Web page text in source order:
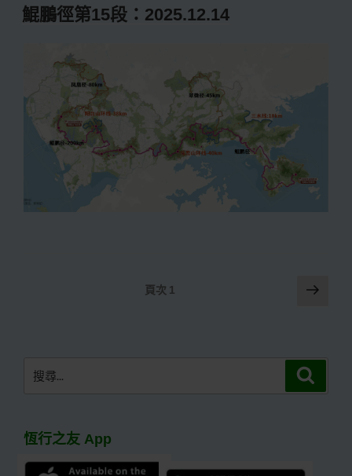
佈
於
鯤鵬徑第15段：2025.12.14
頁次 1
下
尋
字:
恆行之友 App